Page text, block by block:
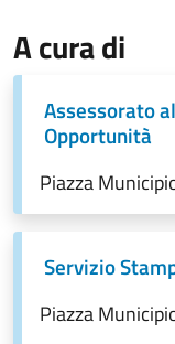
A cura di
Assessorato
Opportunità
Piazza
Servizio
Piazza